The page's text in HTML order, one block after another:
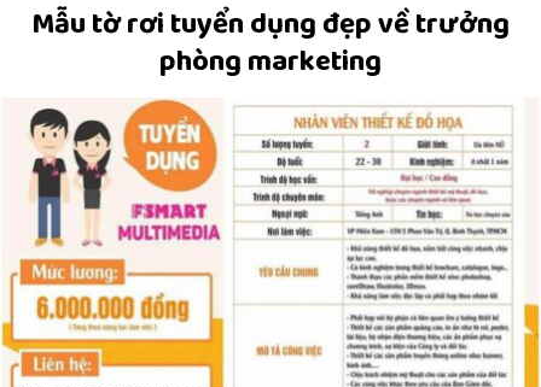
Mẫu tờ rơi tuyển dụng đẹp về trưởng
phòng marketing